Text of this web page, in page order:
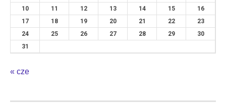
10
11 12 13 14 15
16
17
18 19 20 21 22
23
24
25 26 27 28 29
30
31
« cze